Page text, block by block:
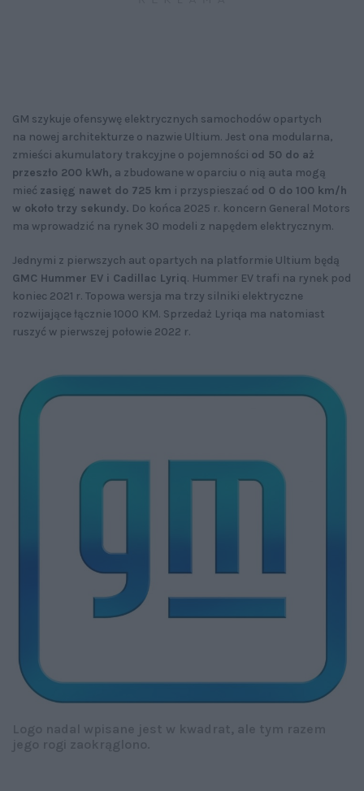
GM szykuje ofensywę elektrycznych samochodów opartych
na nowej architekturze o nazwie Ultium. Jest ona modularna,
zmieści akumulatory trakcyjne o pojemności od 50 do aż
przeszło 200 kWh, a zbudowane w oparciu o nią auta mogą
mieć zasięg nawet do 725 km i przyspieszać od 0 do 100 km/h
w około trzy sekundy. Do końca 2025 r. koncern General Motors
ma wprowadzić na rynek 30 modeli z napędem elektrycznym.
Jednymi z pierwszych aut opartych na platformie Ultium będą
GMC Hummer EV i Cadillac Lyriq. Hummer EV trafi na rynek pod
koniec 2021 r. Topowa wersja ma trzy silniki elektryczne
rozwijające łącznie 1000 KM. Sprzedaż Lyriqa ma natomiast
ruszyć w pierwszej połowie 2022 r.